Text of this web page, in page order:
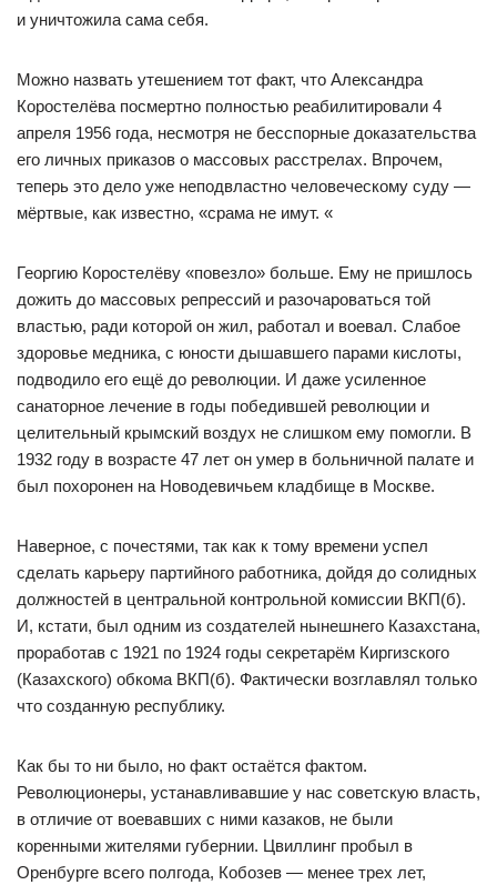
и уничтожила сама себя.
Можно назвать утешением тот факт, что Александра
Коростелёва посмертно полностью реабилитировали 4
апреля 1956 года, несмотря не бесспорные доказательства
его личных приказов о массовых расстрелах. Впрочем,
теперь это дело уже неподвластно человеческому суду —
мёртвые, как известно, «срама не имут. «
Георгию Коростелёву «повезло» больше. Ему не пришлось
дожить до массовых репрессий и разочароваться той
властью, ради которой он жил, работал и воевал. Слабое
здоровье медника, с юности дышавшего парами кислоты,
подводило его ещё до революции. И даже усиленное
санаторное лечение в годы победившей революции и
целительный крымский воздух не слишком ему помогли. В
1932 году в возрасте 47 лет он умер в больничной палате и
был похоронен на Новодевичьем кладбище в Москве.
Наверное, с почестями, так как к тому времени успел
сделать карьеру партийного работника, дойдя до солидных
должностей в центральной контрольной комиссии ВКП(б).
И, кстати, был одним из создателей нынешнего Казахстана,
проработав с 1921 по 1924 годы секретарём Киргизского
(Казахского) обкома ВКП(б). Фактически возглавлял только
что созданную республику.
Как бы то ни было, но факт остаётся фактом.
Революционеры, устанавливавшие у нас советскую власть,
в отличие от воевавших с ними казаков, не были
коренными жителями губернии. Цвиллинг пробыл в
Оренбурге всего полгода, Кобозев — менее трех лет,